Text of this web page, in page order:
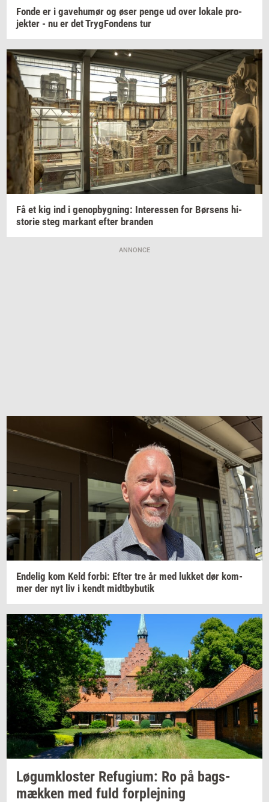
Fonde er i ga­ve­hu­mør og øser penge ud over lo­ka­le pro­
jek­ter - nu er detTryg­Fon­dens tur
Få et kig ind i genop­byg­ning: In­ter­es­sen for Bør­sens hi­
sto­rie steg mar­kant efter bran­den
ANNONCE
En­de­lig kom Keld forbi: Efter tre år med luk­ket dør kom­
mer der nyt liv i kendt midt­by­bu­tik
Løgum­klo­ster Re­fu­gi­um: Ro på bags­
mæk­ken med fuld for­plej­ning